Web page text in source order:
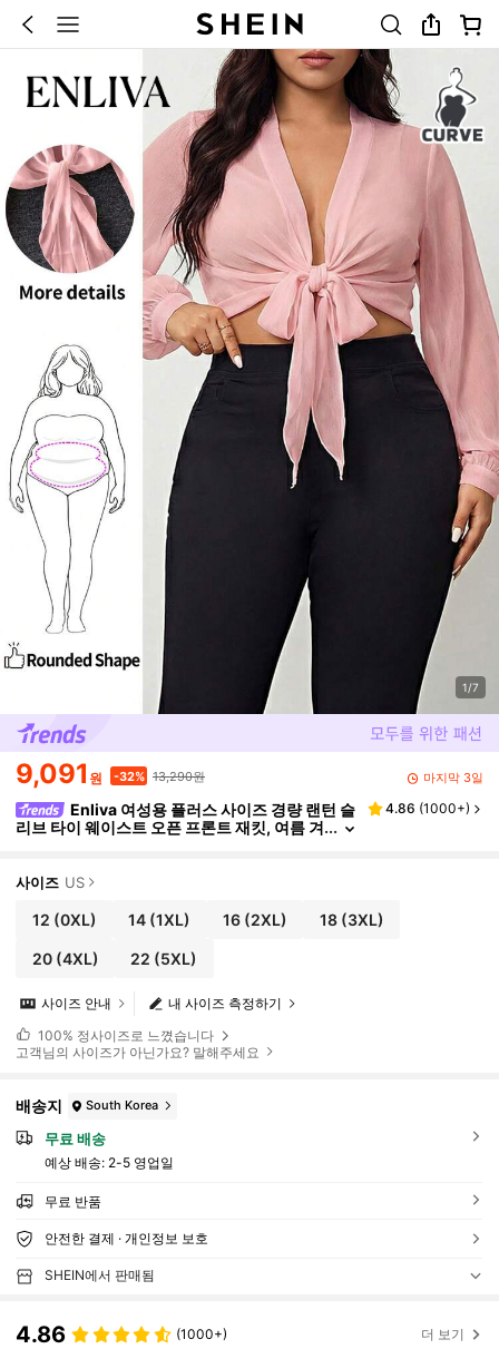
1/7
9,091 원 -32% 13,290원 마지막 3일
Enliva 여성용 플러스 사이즈 경량 랜턴 슬
리브 타이 웨이스트 오픈 프론트 재킷, 여름 겨
4.86 (1000+)
사이즈 US
12 (0XL) 14 (1XL) 16(2XL) 18(3XL)
20(4XL) 22 (5XL)
내 사이즈 측정하기
사이즈 안내
100% 정사이즈로 느꼈습니다
고객님의 사이즈가 아닌가요? 말해주세요
배송지 South Korea
무료 배송
예상 배송: 2-5 영업일
무료 반품
안전한 결제 · 개인정보 보호
SHEIN에서 판매됨
4.86 (1000+) 더 보기